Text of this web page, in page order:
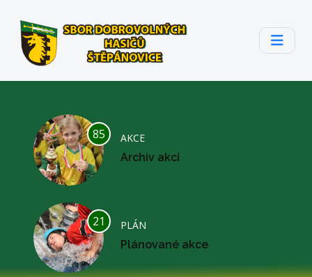
85
AKCE
Archiv akcí
21
PLÁN
Plánované akce